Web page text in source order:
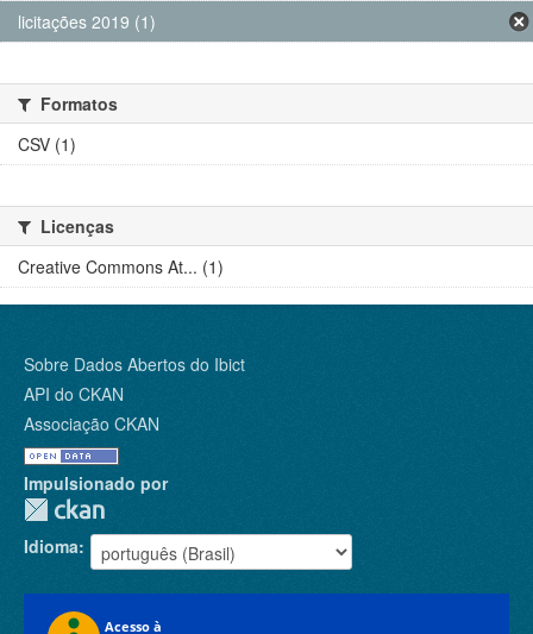
licitações 2019 (1)
Formatos
CSV (1)
Licenças
Creative Commons At... (1)
Sobre Dados Abertos do Ibict
API do CKAN
Associação CKAN
Impulsionado por
Idioma